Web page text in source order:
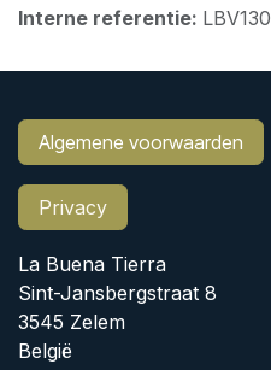
Interne referentie: LBV130
Algemene voorwaarden
Privacy
La Buena Tierra
Sint-Jansbergstraat 8
3545 Zelem
België